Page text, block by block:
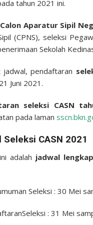
tahun 2021 ini.
Aparatur Sipil
(CPNS), seleksi
Sekolah
jadwal, pendaftaran
Juni 2021.
seleksi CASN
pada laman
Seleksi CASN 2021
adalah jadwal
Seleksi : 30 Mei
Seleksi : 31 Mei